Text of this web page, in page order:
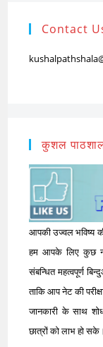
Contact
कुशल
आपकी उज्वल भविष्य
हम आपके लिए कुछ न
संबन्धित महत्वपूर्ण
ताकि आप नेट की
जानकारी के साथ
छात्रों को लाभ हो